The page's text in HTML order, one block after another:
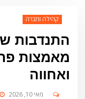
קהילה וחברה
התנדבות
מאמצות
ואחווה
מאי 10, 2026